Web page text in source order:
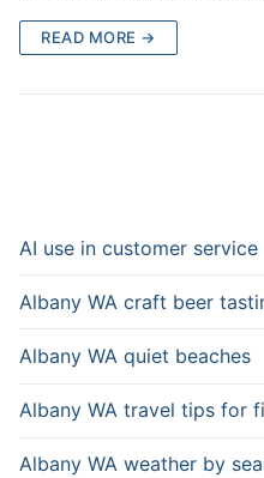
READ MORE →
AI use in customer service
Albany WA craft beer
Albany WA quiet beaches
Albany WA travel tips for
Albany WA weather by